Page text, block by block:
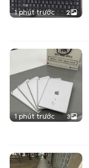
1 phút trước 2
1 phút trước 3